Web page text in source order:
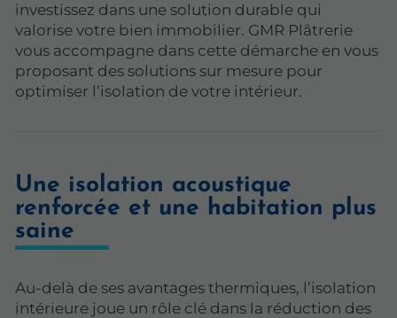
investissez dans une solution durable qui
valorise votre bien immobilier. GMR Plâtrerie
vous accompagne dans cette démarche en vous
proposant des solutions sur mesure pour
optimiser l’isolation de votre intérieur.
Une isolation acoustique
renforcée et une habitation plus
saine
Au-delà de ses avantages thermiques, l’isolation
intérieure joue un rôle clé dans la réduction des